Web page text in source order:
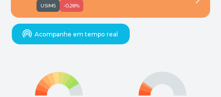
USIM5
-0,28%
Acompanhe em tempo real